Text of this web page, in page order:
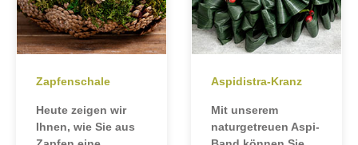
Zapfenschale
Heute zeigen wir
Ihnen, wie Sie aus
Aspidistra-Kranz
Mit unserem
naturgetreuen Aspi-